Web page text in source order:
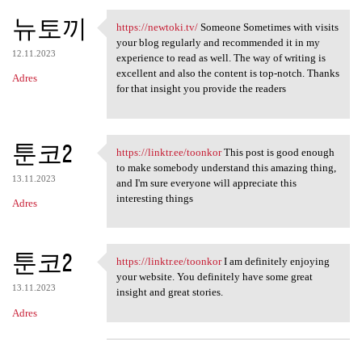
뉴토끼
12.11.2023
Adres
https://newtoki.tv/ Someone
https://newtoki.tv/Someone Sometimes with visits
your blog regularly and recommended it in my
experience to read as well. The way of writing is
excellent and also the content is top-notch. Thanks
for that insight you provide the readers
툰코2
13.11.2023
Adres
https://linktr.ee/toonkor
https://linktr.ee/toonkorThis post is good enough
to make somebody understand this amazing thing,
and I'm sure everyone will appreciate this
interesting things
툰코2
13.11.2023
Adres
https://linktr.ee/toonkor I
https://linktr.ee/toonkorI am definitely enjoying
your website. You definitely have some great
insight and great stories.